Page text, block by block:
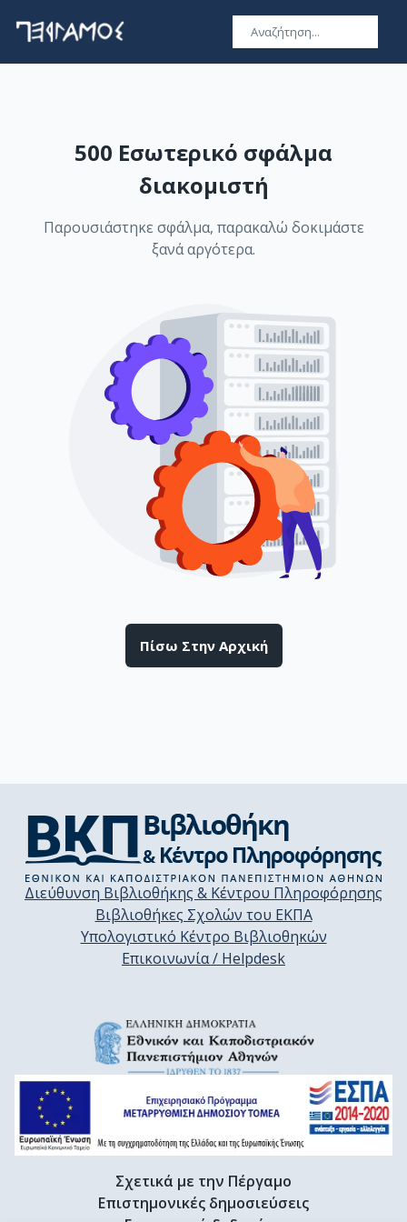
500 Εσωτερικό σφάλμα
διακομιστή
Παρουσιάστηκε σφάλμα, παρακαλώ δοκιμάστε
ξανά αργότερα.
Πίσω Στην Αρχική
Διεύθυνση Βιβλιοθήκης & Κέντρου Πληροφόρησης
Βιβλιοθήκες Σχολών του ΕΚΠΑ
Υπολογιστικό Κέντρο Βιβλιοθηκών
Επικοινωνία / Helpdesk
Σχετικά με την Πέργαμο
Επιστημονικές δημοσιεύσεις